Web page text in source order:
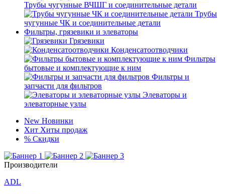
Трубы чугунные ВЧШГ и соединительные детали
Трубы
чугунные ЧК и соединительные детали
Фильтры, грязевики и элеваторы
Грязевики
Конденсатоотводчики
Фильтры
бытовые и комплектующие к ним
Фильтры и
запчасти для фильтров
Элеваторы и
элеваторные узлы
New Новинки
Хит Хиты продаж
% Скидки
Производители
ADL